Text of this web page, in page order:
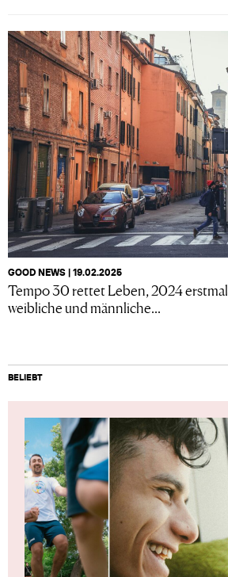
GOOD NEWS | 19.02.2025
Tempo 30 rettet Leben, 2024
weibliche und männliche...
BELIEBT